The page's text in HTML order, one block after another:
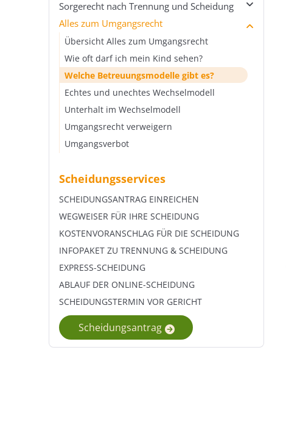
Auskunftspflichten
Steuerliche Berücksichtigung von Kindern
Wohnwert beim Unterhalt
Unterhalt und Kurzarbeit
Vereinbarung zum Kindesunterhalt
Zum Anwalt oder Jugendamt?
Das bereinigte Nettoeinkommen
Selbstbehalt beim Kindesunterhalt
Unterhalt und Kindergeld
Krankenversicherung des Kindes
Unterhalt Minderjährige vs. Volljährige
Trennungsunterhalt berechnen
Unterhaltsrelevantes Einkommen beim
Trennungsunterhalt
Abzugsfähige Positionen beim
Trennungsunterhalt
Wie lange Trennungsunterhalt zahlen?
Verzicht auf Trennungsunterhalt
Rückwirkender Trennungsunterhalt
Verwirkung des Trennungsunterhalts
Übersicht Nachehelicher Unterhalt
Nachehelichen Unterhalt berechnen
Dauer des nachehelichen Unterhalts
Selbstbehalt beim nachehelichen Unterhalt
Auswirkungen neuer Ehe auf nachehelichen
Unterhalt
Zumutbare Erwerbstätigkeit nach Scheidung
Verjährung oder rückwirkende Zahlung?
Verzicht auf nachehelichen Unterhalt
Sorgerecht nach Trennung und Scheidung
Übersicht Sorgerecht nach Trennung und
Scheidung
Scheidung mit Kind
Gemeinsames Sorgerecht
Alleiniges Sorgerecht
Sorgerechtsvereinbarung
Aufenthaltsbestimmungsrecht
Als Vater gerichtlich festgestellt werden
Alles zum Umgangsrecht
Übersicht Alles zum Umgangsrecht
Wie oft darf ich mein Kind sehen?
Welche Betreuungsmodelle gibt es?
Echtes und unechtes Wechselmodell
Unterhalt im Wechselmodell
Umgangsrecht verweigern
Umgangsverbot
Scheidungsservices
SCHEIDUNGSANTRAG EINREICHEN
WEGWEISER FÜR IHRE SCHEIDUNG
KOSTENVORANSCHLAG FÜR DIE SCHEIDUNG
INFOPAKET ZU TRENNUNG & SCHEIDUNG
EXPRESS-SCHEIDUNG
ABLAUF DER ONLINE-SCHEIDUNG
SCHEIDUNGSTERMIN VOR GERICHT
Scheidungsantrag